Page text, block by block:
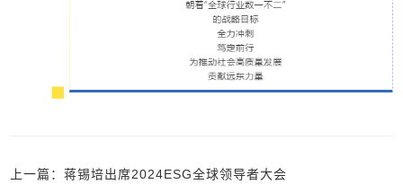
上一篇：蒋锡培出席2024ESG全球领导者大会